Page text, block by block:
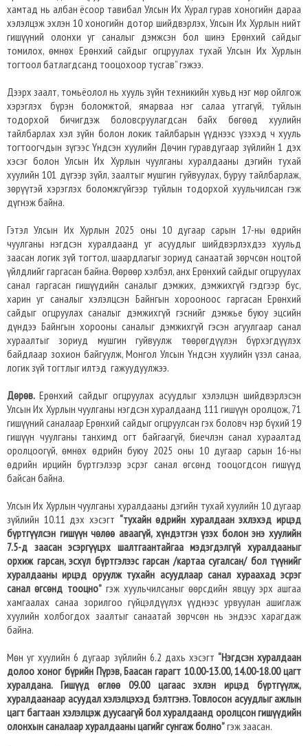
хамтад нь албан ёсоор тавибал Улсын Их Хурал гурав хоногийн дараа
хэлэлцэж эхлэн 10 хоногийн дотор шийдвэрлэх, Улсын Их Хурлын нийт
гишүүний олонхи уг саналыг дэмжсэн бол шинэ Ерөнхий сайдыг
томилох, өмнөх Ерөнхий сайдыг огцруулах тухай Улсын Их Хурлын
тогтоол батлагдсанд тооцохоор тусгав” гэжээ.
Дээрх заалт, томьёолол нь хууль зүйн техникийн хувьд нэг мөр ойлгож
хэрэглэх бүрэн боломжтой, ямарваа нэг салаа утгагүй, туйлын
тодорхой бичигдэж боловсруулагдсан байх бөгөөд хуулийн
тайлбарлах хэл зүйн болон локик тайлбарын үүднээс үзэхэд ч хууль
тогтоогчдын зүгээс Үндсэн хуулийн Дөчин гуравдугаар зүйлийн 1 дэх
хэсэг болон Улсын Их Хурлын чуулганы хуралдааны дэгийн тухай
хуулийн 101 дүгээр зүйл, заалтыг мушгин гуйвуулах, буруу тайлбарлаж,
зөрүүтэй хэрэглэх боломжгүйгээр туйлын тодорхой хуульчилсан гэж
дүгнэж байна.
Гэтэл Улсын Их Хурлын 2025 оны 10 дугаар сарын 17-ны өдрийн
чуулганы нэгдсэн хуралдаанд уг асуудлыг шийдвэрлэхдээ хуульд
заасан логик зүй тогтол, шаардлагыг зориуд санаатай зөрчсөн ноцтой
үйлдлийг гаргасан байна. Өөрөөр хэлбэл, анх Ерөнхий сайдыг огцруулах
санал гаргасан гишүүдийн саналыг дэмжих, дэмжихгүй гэдгээр бус,
харин уг саналыг хэлэлцсэн Байнгын хорооноос гаргасан Ерөнхий
сайдыг огцруулах саналыг дэмжихгүй гэснийг дэмжье буюу эцсийн
дүндээ Байнгын хорооны саналыг дэмжихгүй гэсэн агуулгаар санал
хураалтыг зориуд мушгин гуйвуулж төөрөгдүүлэн бүрхэгдүүлэх
байдлаар зохион байгуулж, Монгол Улсын Үндсэн хуулийн үзэл санаа,
логик зүй тогтлыг илтэд гажуудуулжээ.
Дөрөв.Ерөнхий сайдыг огцруулах асуудлыг хэлэлцэн шийдвэрлэсэн
Улсын Их Хурлын чуулганы нэгдсэн хуралдаанд 111 гишүүн оролцож, 71
гишүүний саналаар Ерөнхий сайдыг огцруулсан гэх боловч нэр бүхий 19
гишүүн чуулганы танхимд огт байгаагүй, биечлэн санал хураалтад
оролцоогүй, өмнөх өдрийн буюу 2025 оны 10 дугаар сарын 16-ны
өдрийн ирцийн бүртгэлээр эсрэг санал өгсөнд тооцогдсон гишүүд
байсан байна.
Улсын Их Хурлын чуулганы хуралдааны дэгийн тухай хуулийн 10 дугаар
зүйлийн 10.11 дэх хэсэгт “тухайн өдрийн хуралдаан эхлэхэд ирцэд
бүртгүүлсэн гишүүн чөлөө аваагүй, хүндэтгэн үзэх болон энэ хуулийн
7.5-д заасан эсэргүүцэх шалтгаантайгаа мэдэгдэлгүй хуралдааныг
орхиж гарсан, эсхүл бүртгэлээс гарсан /картаа сугалсан/ бол түүнийг
хуралдааны ирцэд оруулж тухайн асуудлаар санал хураахад эсрэг
санал өгсөнд тооцно”гэж хуульчилсаныг өөрсдийн явцуу эрх ашгаа
хамгаалах санаа зорилгоо гүйцэлдүүлэх үүднээс урвуулан ашиглаж
хуулийн холбогдох заалтыг санаатай зөрчсөн нь эндээс харагдаж
байна.
Мөн уг хуулийн 6 дугаар зүйлийн 6.2 дахь хэсэгт “Нэгдсэн хуралдаан
долоо хоног бүрийн Пүрэв, Баасан гарагт 10.00-13.00, 14.00-18.00 цагт
хуралдана. Гишүүд өглөө 09.00 цагаас эхлэн ирцэд бүртгүүлж,
хуралдаанаар асуудал хэлэлцэхэд бэлтгэнэ. Товлосон асуудлыг ажлын
цагт багтаан хэлэлцэж дуусаагүй бол хуралдаанд оролцсон гишүүдийн
олонхын саналаар хуралдааны цагийг сунгаж болно”гэж заасан.